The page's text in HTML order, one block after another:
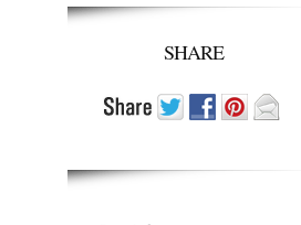
SHARE